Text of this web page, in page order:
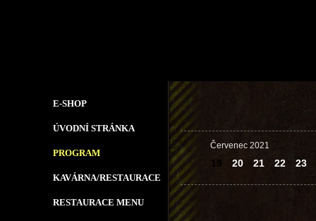
E-SHOP
ÚVODNÍ STRÁNKA
PROGRAM
KAVÁRNA/RESTAURACE
RESTAURACE MENU
Červenec 2021
19 20 21 22 23